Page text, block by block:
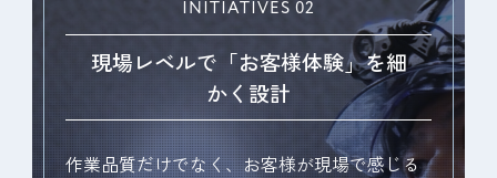
INITIATIVES 02
現場レベルで「お客様体験」を細
かく設計
作業品質だけでなく、お客様が現場で感じる